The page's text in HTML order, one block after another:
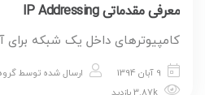
معرفی مقدماتی IP Addressing
کامپیوترهای داخل یک شبکه برای
9 آبان 1394 ارسال شده توسط